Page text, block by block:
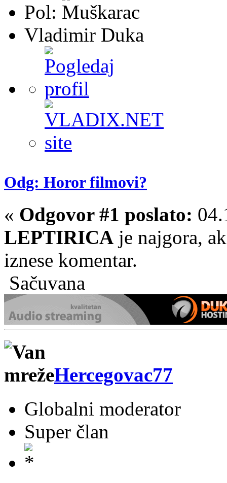
Pol:
Vladimir Duka
Odg: Horor filmovi?
« Odgovor #1 poslato:
LEPTIRICA je najgora,
iznese komentar.
Sačuvana
Hercegovac77
Globalni moderator
Super član